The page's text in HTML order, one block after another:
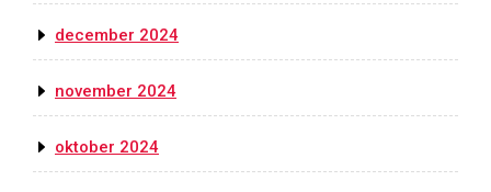
december 2024
november 2024
oktober 2024